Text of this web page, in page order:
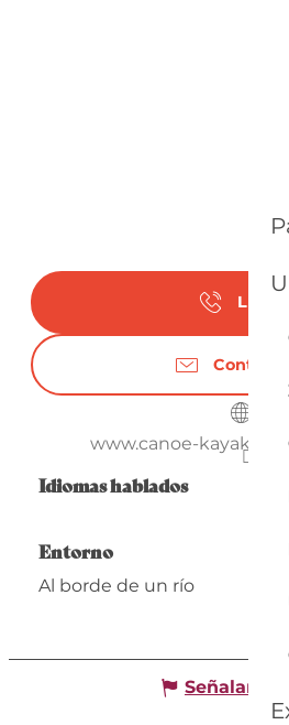
Llamar
www.canoe-kayak-
Idiomas hablados
Idiomas hablados
Entorno
Entorno
Al borde de un río
Señalar un